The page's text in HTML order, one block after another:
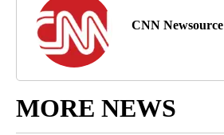
CNN Newsource
MORE NEWS